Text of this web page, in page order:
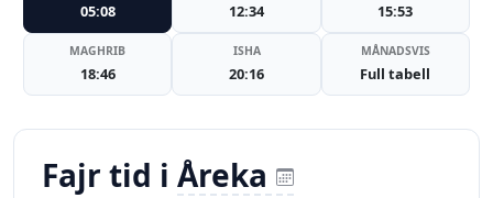
05:08 12:34 15:53
MAGHRIB
18:46
ISHA
20:16
MÅNADSVIS
Full tabell
Fajr tid i Åreka